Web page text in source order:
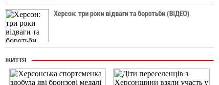
Херсон: три роки відваги та боротьби (ВІДЕО)
ЖИТТЯ